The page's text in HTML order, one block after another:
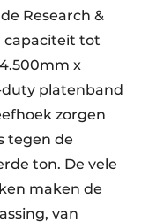
Research &
capaciteit tot
x
duty platenband
zorgen
tegen de
ton. De vele
maken de
van